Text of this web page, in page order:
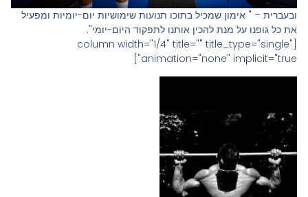
ובעברית – " אימון שמכיל בתוכו תנועות שימושיות יום-יומיות ומפעיל
את כל גופנו על מנת להכין אותנו לתפקוד היום-יומי".
[column width="1/4" title="" title_type="single"
animation="none" implicit="true"]